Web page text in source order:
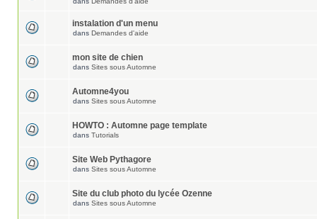
instalation d'un menu
dans Demandes d'aide
mon site de chien
dans Sites sous Automne
Automne4you
dans Sites sous Automne
HOWTO : Automne page template
dans Tutorials
Site Web Pythagore
dans Sites sous Automne
Site du club photo du lycée Ozenne
dans Sites sous Automne